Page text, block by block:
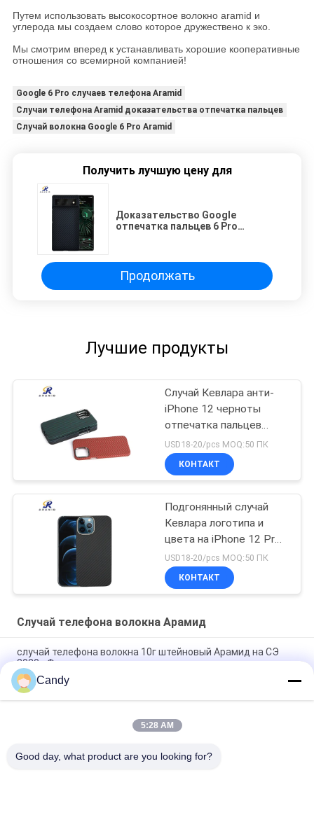
Путем использовать высокосортное волокно aramid и
углерода мы создаем слово которое дружествено к эко.
Мы смотрим вперед к устанавливать хорошие кооперативные
отношения со всемирной компанией!
Google 6 Pro случаев телефона Aramid
Случаи телефона Aramid доказательства отпечатка пальцев
Случай волокна Google 6 Pro Aramid
Получить лучшую цену для
Доказательство Google
отпечатка пальцев 6 Pro
Продолжать
Лучшие продукты
Случай Кевлара анти-
iPhone 12 черноты
отпечатка пальцев
мобильный
USD18-20/pcs MOQ:50 ПК
КОНТАКТ
Подгонянный случай
Кевлара логотипа и
цвета на iPhone 12 Pro
Макс
USD18-20/pcs MOQ:50 ПК
КОНТАКТ
Случай телефона волокна Арамид
случай телефона волокна 10г штейновый Арамид на СЭ
2020 иФоне
случай телефона Арамид ранга СЭ иФоне бумажный
тонкий военный
случай телефона волокна Арамид финиша иФоне кс
Candy
5:28 AM
Good day, what product are you looking for?